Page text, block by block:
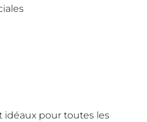
idéaux pour toutes les